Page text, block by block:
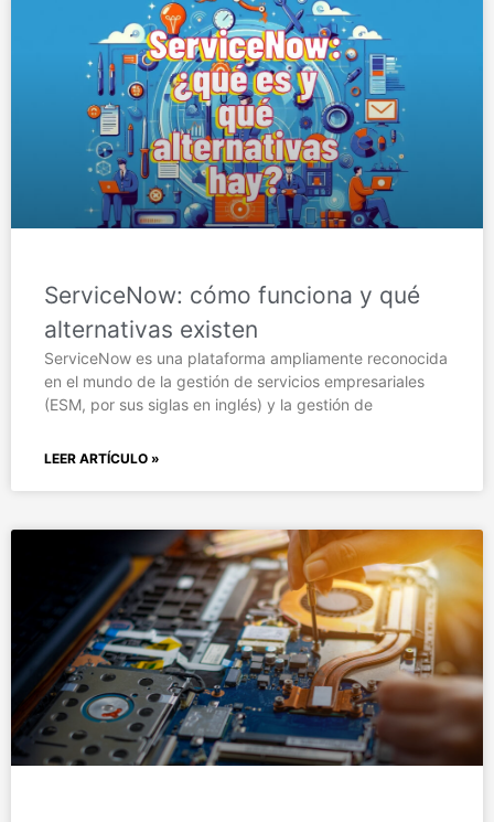
ServiceNow: cómo funciona y qué
alternativas existen
ServiceNow es una plataforma ampliamente reconocida
en el mundo de la gestión de servicios empresariales
(ESM, por sus siglas en inglés) y la gestión de
LEER ARTÍCULO »